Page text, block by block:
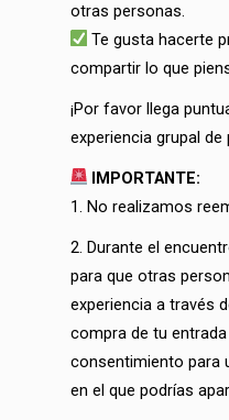
otras personas.
Te gusta hacerte
compartir lo que
¡Por favor llega
experiencia grupal de
IMPORTANTE:
1. No realizamos
2. Durante el
para que otras
experiencia a través
compra de tu
consentimiento para
en el que podrías